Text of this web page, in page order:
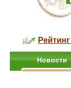
Новости